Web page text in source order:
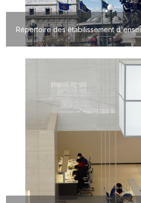
Répertoire des étabilissement